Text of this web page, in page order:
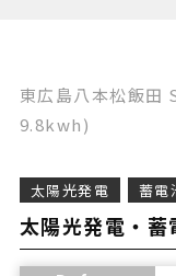
東広島八本松飯田
9.8kwh)
太陽光発電・蓄
太陽光発電 蓄電